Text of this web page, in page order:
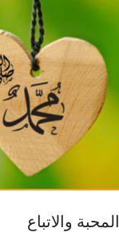
المحبة والاتباع